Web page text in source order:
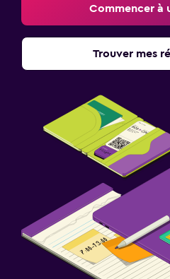
Commencer à
Trouver mes